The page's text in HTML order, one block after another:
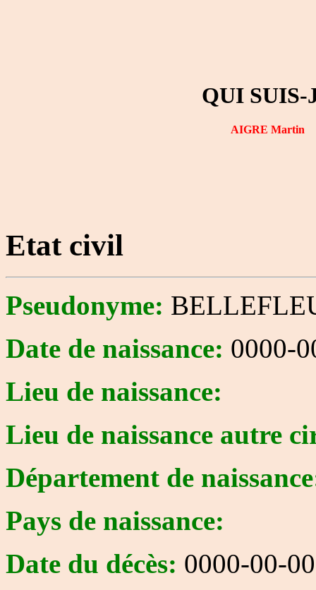
QUI SUIS-
AIGRE Martin
Etat civil
Pseudonyme:
Date de naissance: 0000-
Lieu de naissance:
Lieu de naissance autre
Département de
Pays de naissance:
Date du décès: 0000-00-00